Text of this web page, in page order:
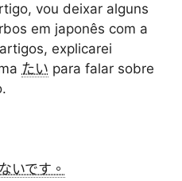
vou deixar alguns
em japonês com a
explicarei
たい para falar sobre
いです。